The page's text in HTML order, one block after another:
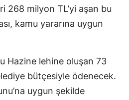
268 milyon TL’yi aşan bu
kamu yararına uygun
Hazine lehine oluşan 73
bütçesiyle ödenecek.
uygun şekilde